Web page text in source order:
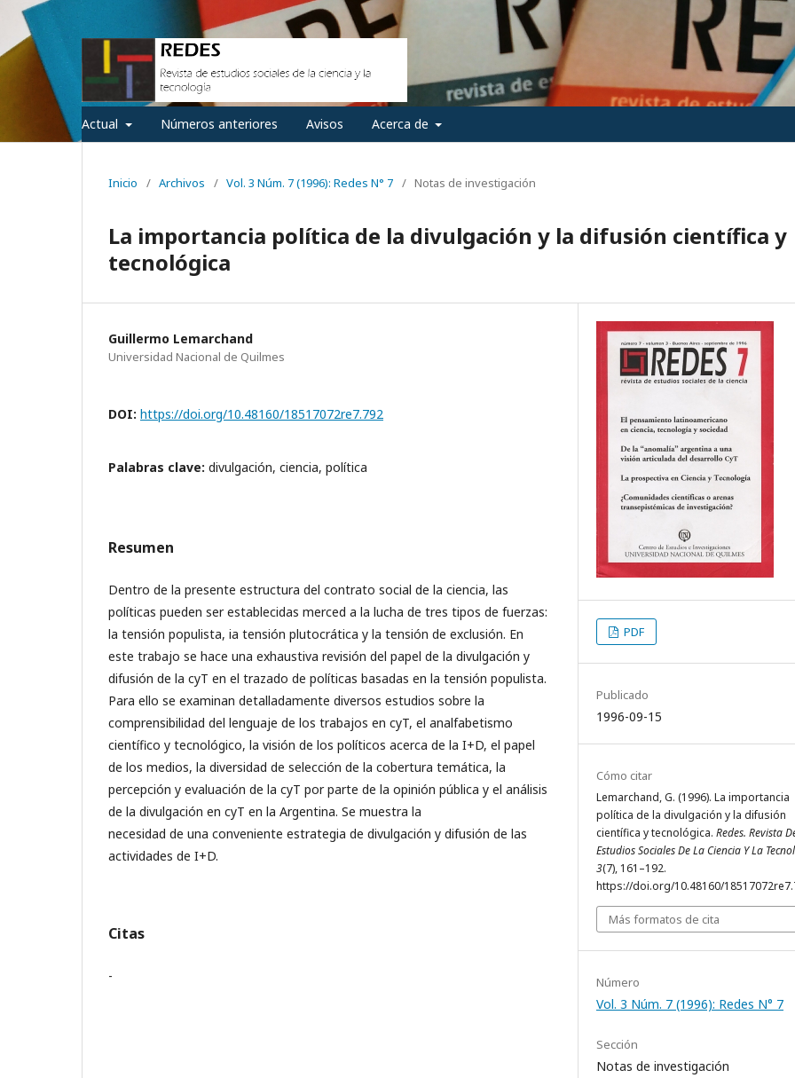
Actual Números anteriores Avisos Acerca de
Inicio / Archivos / Vol. 3 Núm. 7 (1996): Redes N° 7 / Notas de investigación
La importancia política de la divulgación y la difusión científica y
tecnológica
Guillermo Lemarchand
Universidad Nacional de Quilmes
DOI: https://doi.org/10.48160/18517072re7.792
Palabras clave: divulgación, ciencia, política
Resumen
Dentro de la presente estructura del contrato social de la ciencia, las
políticas pueden ser establecidas merced a la lucha de tres tipos de fuerzas:
la tensión populista, ia tensión plutocrática y la tensión de exclusión. En
este trabajo se hace una exhaustiva revisión del papel de la divulgación y
difusión de la cyT en el trazado de políticas basadas en la tensión populista.
Para ello se examinan detalladamente diversos estudios sobre la
comprensibilidad del lenguaje de los trabajos en cyT, el analfabetismo
científico y tecnológico, la visión de los políticos acerca de la I+D, el papel
de los medios, la diversidad de selección de la cobertura temática, la
percepción y evaluación de la cyT por parte de la opinión pública y el análisis
de la divulgación en cyT en la Argentina. Se muestra la
necesidad de una conveniente estrategia de divulgación y difusión de las
actividades de I+D.
Citas
-
PDF
Publicado
1996-09-15
Cómo citar
Lemarchand, G. (1996). La importancia
política de la divulgación y la difusión
científica y tecnológica. Redes. Revista
Estudios Sociales De La Ciencia Y La
3(7), 161–192.
https://doi.org/10.48160/
Más formatos de cita
Número
Vol. 3 Núm. 7 (1996): Redes N° 7
Sección
Notas de investigación